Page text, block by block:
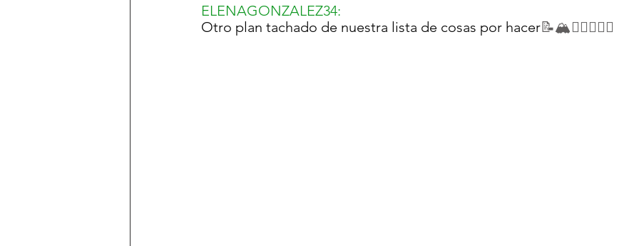
ELENAGONZALEZ34:
Otro plan tachado de nuestra lista de cosas por hacer📝🏔🚴‍♀️🚵🏻‍♂️